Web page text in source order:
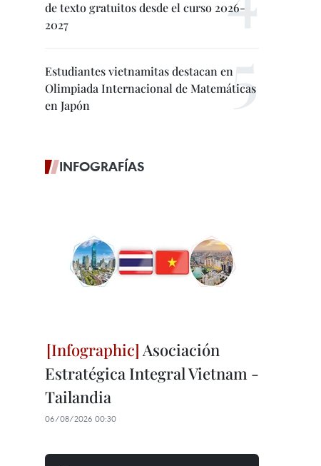
de texto gratuitos desde el curso 2026-
2027
Estudiantes vietnamitas destacan en
Olimpiada Internacional de Matemáticas
en Japón
INFOGRAFÍAS
Asociación
Estratégica Integral Vietnam -
Tailandia
06/08/2026 00:30